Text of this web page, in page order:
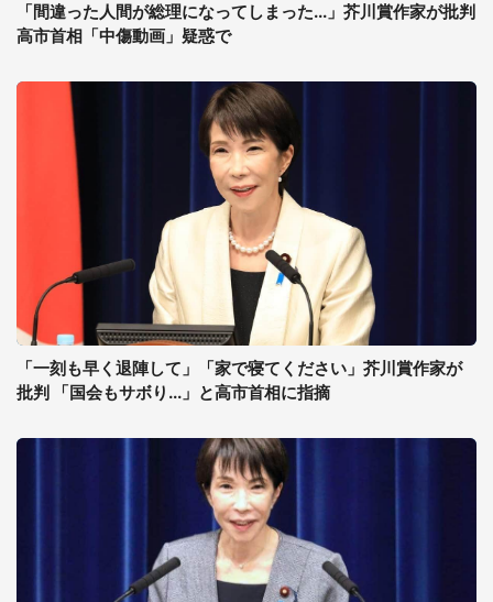
「間違った人間が総理になってしまった...」芥川賞作家が批判
高市首相「中傷動画」疑惑で
「一刻も早く退陣して」「家で寝てください」芥川賞作家が
批判 「国会もサボり...」と高市首相に指摘